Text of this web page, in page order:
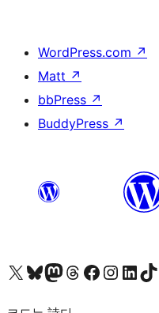
WordPress.com ↗
Matt ↗
bbPress ↗
BuddyPress ↗
X(이전 트위터) 계정 방문하기블루스카이 계정 방문하기마스토돈 계정 방문하기스레드 계정 방문하기 페이스북 페이지 방문하기인스타그램 계정 방문하기 LinkedIn 계정 방문하기틱톡 계정 방문하기